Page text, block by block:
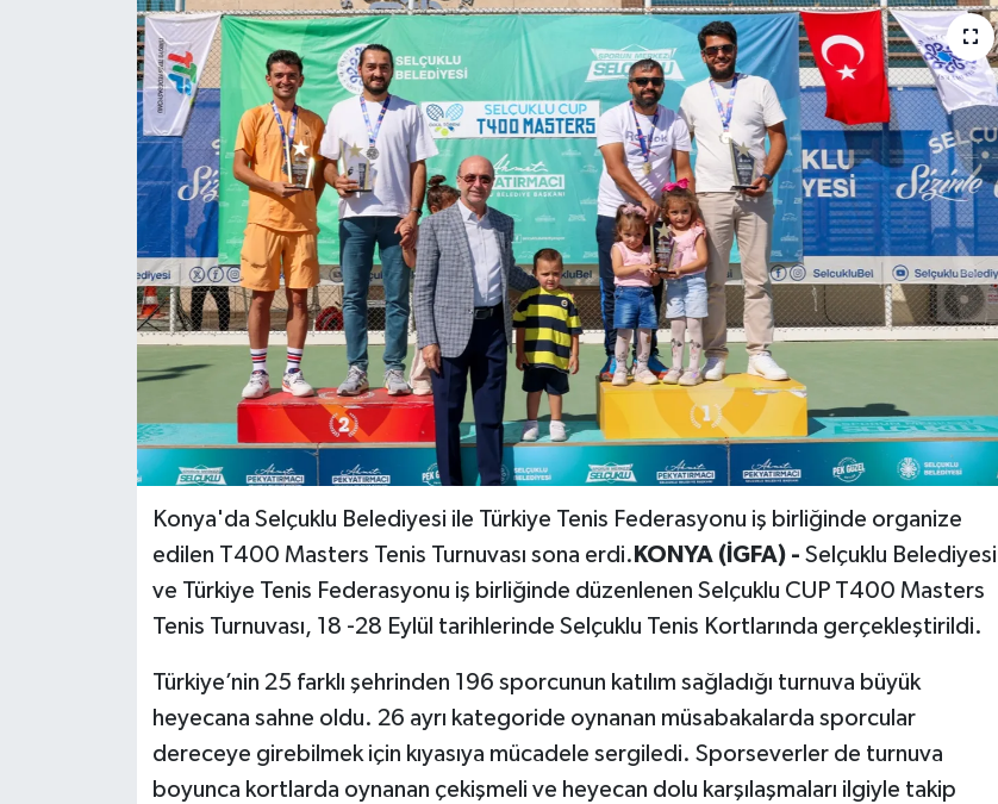
Konya'da Selçuklu Belediyesi ile Türkiye Tenis Federasyonu iş birliğinde organize
edilen T400 Masters Tenis Turnuvası sona erdi. KONYA (İGFA) - Selçuklu Belediyesi
ve Türkiye Tenis Federasyonu iş birliğinde düzenlenen Selçuklu CUP T400 Masters
Tenis Turnuvası, 18 -28 Eylül tarihlerinde Selçuklu Tenis Kortlarında gerçekleştirildi.
Türkiye’nin 25 farklı şehrinden 196 sporcunun katılım sağladığı turnuva büyük
heyecana sahne oldu. 26 ayrı kategoride oynanan müsabakalarda sporcular
dereceye girebilmek için kıyasıya mücadele sergiledi. Sporseverler de turnuva
boyunca kortlarda oynanan çekişmeli ve heyecan dolu karşılaşmaları ilgiyle takip